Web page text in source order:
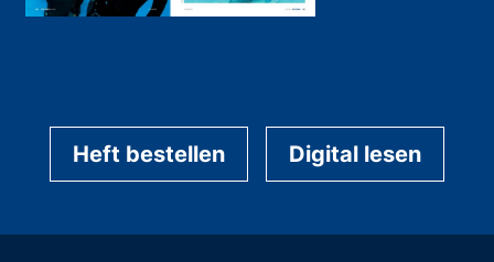
Heft bestellen Digital lesen